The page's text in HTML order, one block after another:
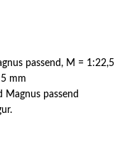
passend, M = 1:22,5
mm
Magnus passend